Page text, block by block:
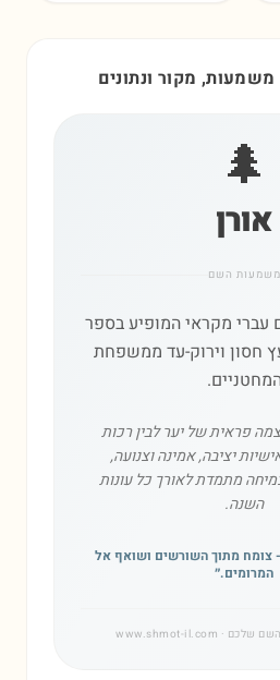
מקור ונתונים
🌲
אורן
משמעות השם
מקראי המופיע בספר
חסון וירוק-עד ממשפחת
פראית של יער לבין רכות
יציבה, אמינה וצנועה,
מתמדת לאורך כל עונות
השנה.
צומח מתוך השורשים ושואף אל
המרומים.״
שלכם · www.shmot-il.com